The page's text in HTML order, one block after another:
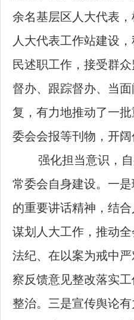
余名基层区人大代表
人大代表工作站建设
民述职工作，接受群
督办、跟踪督办、当
复，有力地推动了一
委会会报等刊物，开
强化担当意识，
常委会自身建设。一
的重要讲话精神，结
谋划人大工作，推动
法纪、在以案为戒中
察反馈意见整改落实
整治。三是宣传舆论